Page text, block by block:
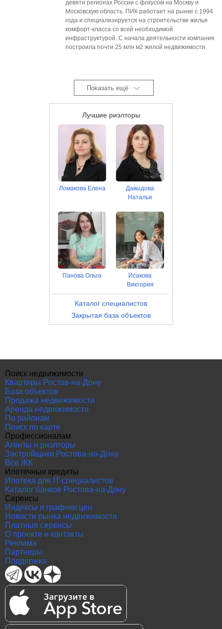
девяти регионах России с фокусом на Москву и
Московскую область. ПИК работает на рынке с 1994
года и специализируется на строительстве жилья
комфорт-класса со всей необходимой
инфраструктурой. С начала деятельности компания
построила почти 25 млн м2 жилой недвижимости
Показать ещё
Лучшие риэлторы
Ломакова Елена
Давыдова
Наталья
Панова Ольга
Исакова
Виктория
Каталог специалистов
Закрытая база объектов
Поиск недвижимости
Квартиры Ростов-на-Дону
База объектов
Продажа недвижимости
Аренда недвижимости
По районам
Поиск по карте
Профессионалам
Агенты и риэлторы
Застройщики Ростова-на-Дону
Все ЖК
Ипотечные кредиты
Ипотека для IT-специалистов
Каталог банков Ростова-на-Дону
Сервисы
Индексы и графики цен
Новости рынка недвижимости
Платные сервисы
О проекте и контакты
Реклама
Партнеры
Поддержка